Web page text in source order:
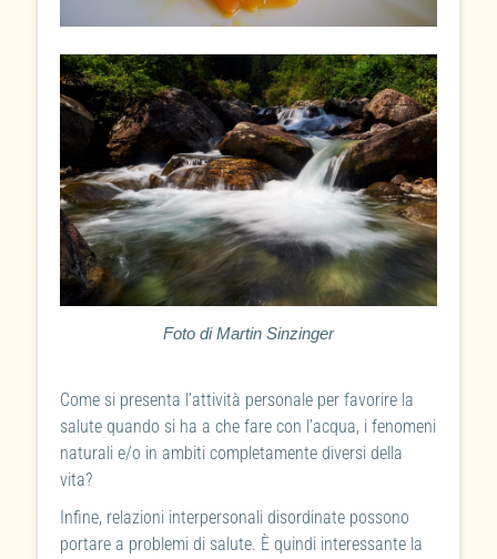
Foto di Martin Sinzinger
Come si presenta l’attività personale per favorire la
salute quando si ha a che fare con l’acqua, i fenomeni
naturali e/o in ambiti completamente diversi della
vita?
Infine, relazioni interpersonali disordinate possono
portare a problemi di salute. È quindi interessante la